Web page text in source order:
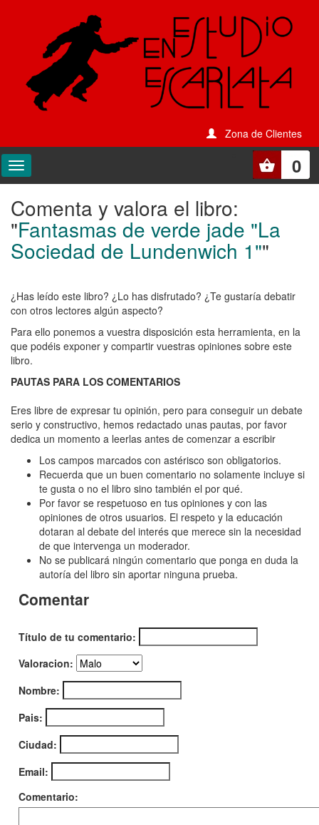
Zona de Clientes
0
Comenta
y
valora
el
libro:
Fantasmas
de
verde
jade
"La
Sociedad
de
Lundenwich
1"
Comenta y valora el libro:
"Fantasmas de verde jade "La
Sociedad de Lundenwich 1""
¿Has leído este libro? ¿Lo has disfrutado? ¿Te gustaría debatir
con otros lectores algún aspecto?
Para ello ponemos a vuestra disposición esta herramienta, en la
que podéis exponer y compartir vuestras opiniones sobre este
libro.
PAUTAS PARA LOS COMENTARIOS
Eres libre de expresar tu opinión, pero para conseguir un debate
serio y constructivo, hemos redactado unas pautas, por favor
dedica un momento a leerlas antes de comenzar a escribir
Los campos marcados con astérisco son obligatorios.
Recuerda que un buen comentario no solamente incluye si
te gusta o no el libro sino también el por qué.
Por favor se respetuoso en tus opiniones y con las
opiniones de otros usuarios. El respeto y la educación
dotaran al debate del interés que merece sin la necesidad
de que intervenga un moderador.
No se publicará ningún comentario que ponga en duda la
autoría del libro sin aportar ninguna prueba.
Comentar
Título de tu comentario:
Valoracion:
Nombre:
Pais:
Ciudad:
Email:
Comentario: